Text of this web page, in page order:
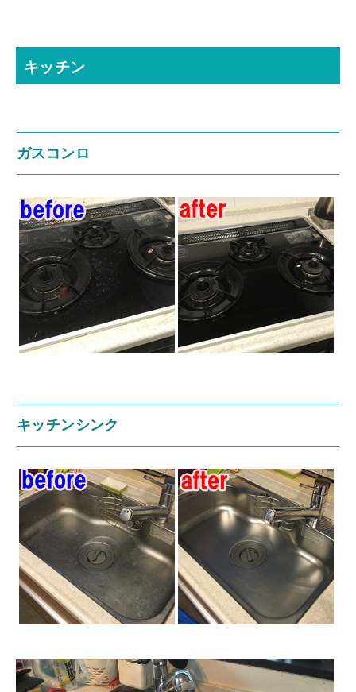
キッチン
ガスコンロ
キッチンシンク